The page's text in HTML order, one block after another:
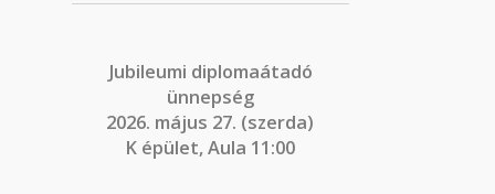
Jubileumi diplomaátadó
ünnepség
2026. május 27. (szerda)
K épület, Aula 11:00